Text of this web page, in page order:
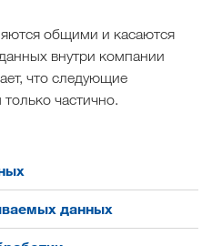
общими и касаются
внутри компании
что следующие
частично.
данных